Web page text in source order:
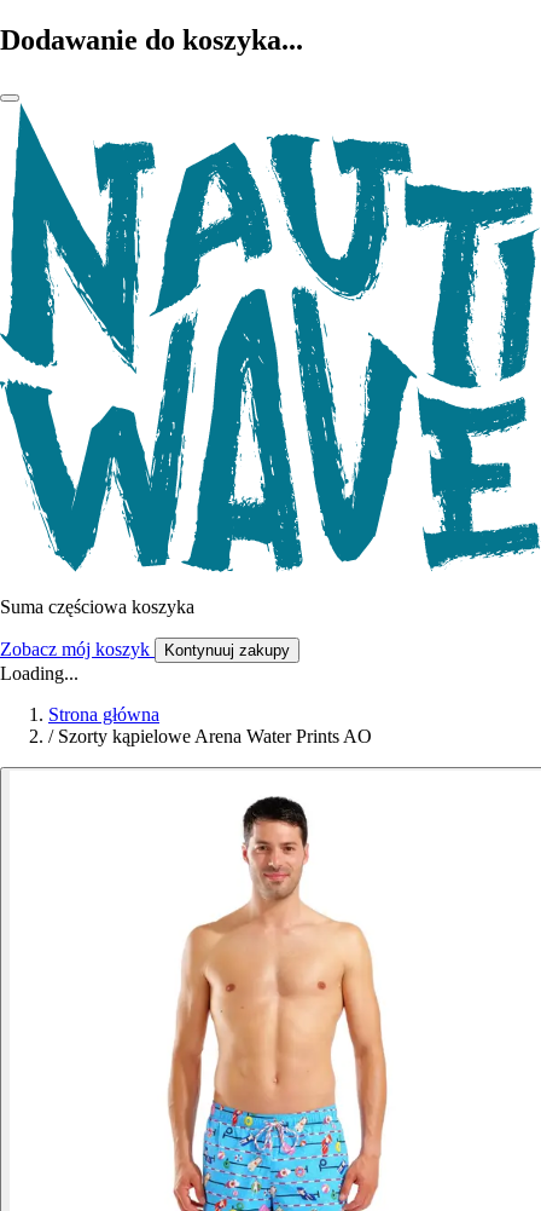
Dodawanie do koszyka...
Suma częściowa koszyka
Zobacz mój koszyk Kontynuuj zakupy
Loading...
Strona główna
/ Szorty kąpielowe Arena Water Prints AO